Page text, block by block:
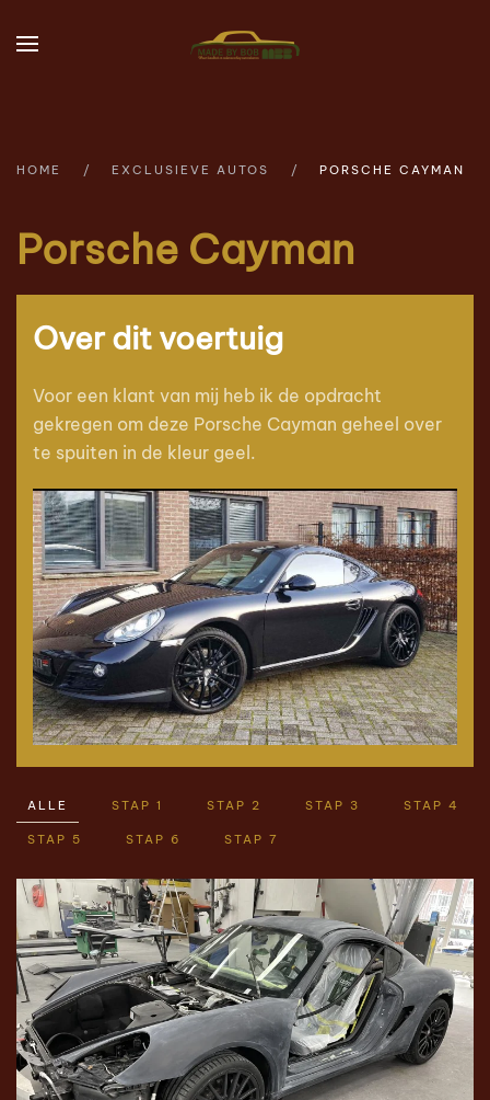
Skip to main content
HOME EXCLUSIEVE AUTOS PORSCHE CAYMAN
Porsche Cayman
Over dit voertuig
Voor een klant van mij heb ik de opdracht
gekregen om deze Porsche Cayman geheel over
te spuiten in de kleur geel.
ALLE STAP 1 STAP 2 STAP 3 STAP 4
STAP 5 STAP 6 STAP 7